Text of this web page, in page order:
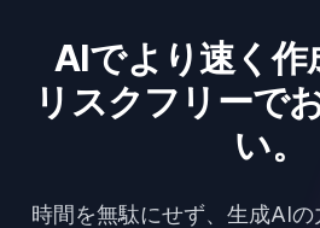
AIでより速く作
リスクフリーで
い。
時間を無駄にせず、生成AI